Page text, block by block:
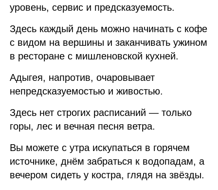
уровень, сервис и предсказуемость.
Здесь каждый день можно начинать с кофе
с видом на вершины и заканчивать ужином
в ресторане с мишленовской кухней.
Адыгея, напротив, очаровывает
непредсказуемостью и живостью.
Здесь нет строгих расписаний — только
горы, лес и вечная песня ветра.
Вы можете с утра искупаться в горячем
источнике, днём забраться к водопадам, а
вечером сидеть у костра, глядя на звёзды.